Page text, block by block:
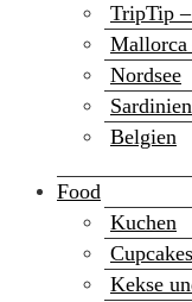
TripTip
Mallorca
Nordsee
Belgien
Food
Kuchen
Kekse